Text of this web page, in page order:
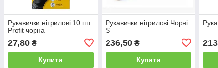
Рукавички нітрилові 10 шт
Profit чорна
27,80 ₴
Купити
Рукавички нітрилові Чорні
S
236,50₴
Купити
213